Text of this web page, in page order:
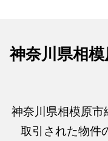
神奈川県相
神奈川県相模原市
取引された物件